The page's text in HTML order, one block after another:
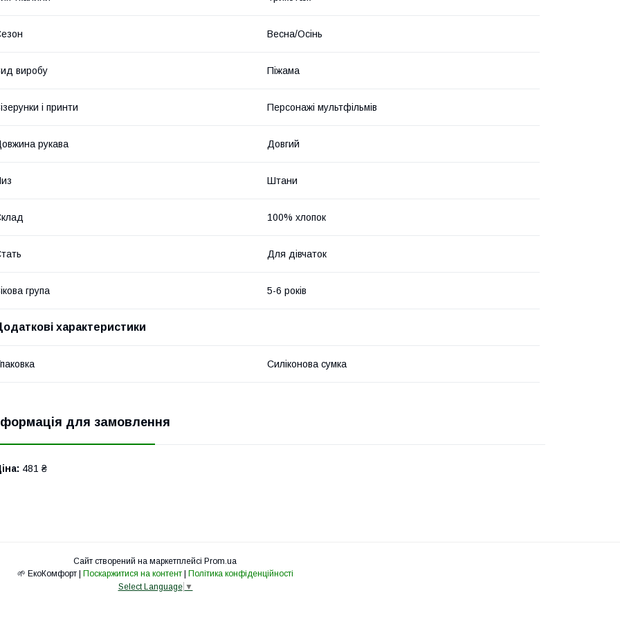
Весна/Осінь
виробу Піжама
і принти Персонажі мультфільмів
рукава Довгий
Штани
100% хлопок
Для дівчаток
група 5-6 років
характеристики
Силіконова сумка
для замовлення
481 ₴
Сайт створений на маркетплейсі Prom.ua
Поскаржитися на контент
Політика конфіденційності
Select Language ▼